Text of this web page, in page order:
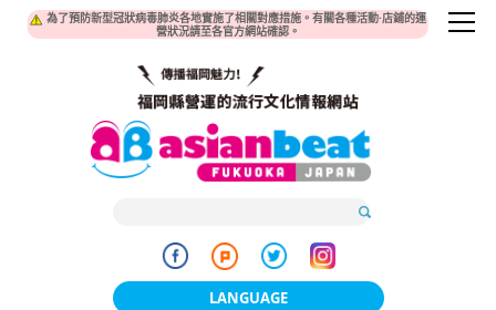
為了預防新型冠狀病毒肺炎各地實施了相關對應措施。有關各種活動·店鋪的運
營狀況請至各官方網站確認。
LANGUAGE